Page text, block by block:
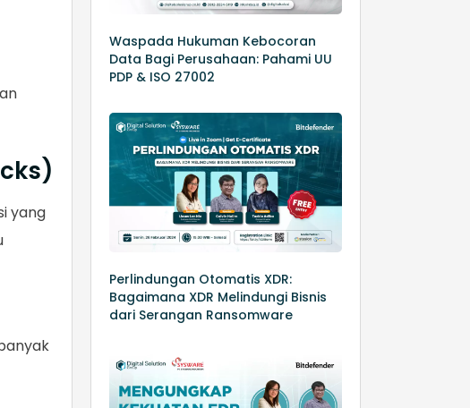
yang
Waspada Hukuman Kebocoran
Data Bagi Perusahaan: Pahami UU
PDP & ISO 27002
Perlindungan Otomatis XDR:
Bagaimana XDR Melindungi Bisnis
dari Serangan Ransomware